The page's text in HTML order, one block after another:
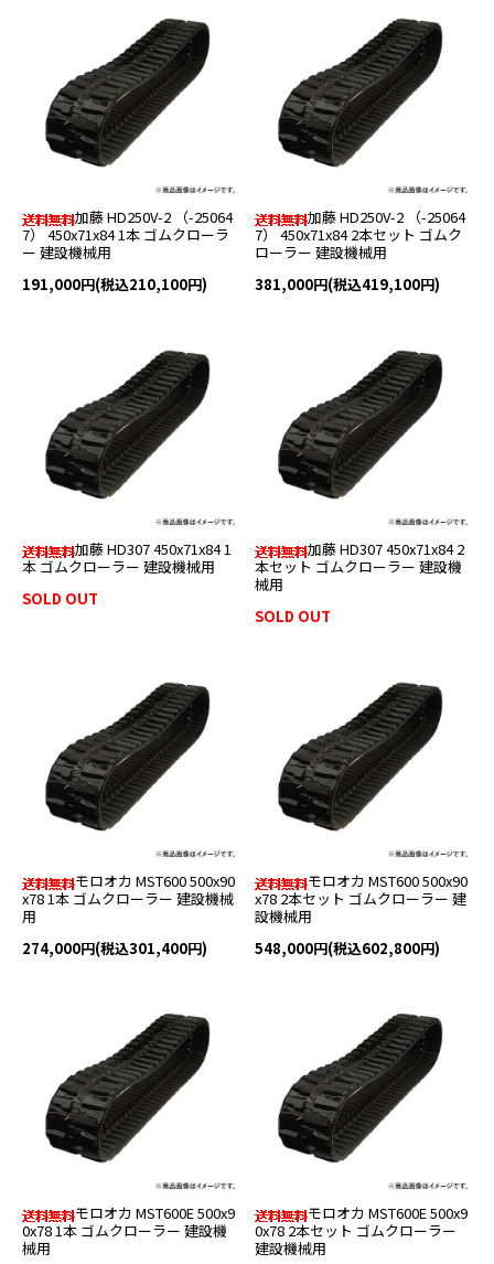
加藤 HD250V-2 （-25064
7） 450x71x84 1本 ゴムクローラ
ー 建設機械用
191,000円(税込210,100円)
加藤 HD250V-2 （-25064
7） 450x71x84 2本セット ゴムク
ローラー 建設機械用
381,000円(税込419,100円)
加藤 HD307 450x71x84 1
本 ゴムクローラー 建設機械用
SOLD OUT
加藤 HD307 450x71x84 2
本セット ゴムクローラー 建設機
械用
SOLD OUT
モロオカ MST600 500x90
x78 1本 ゴムクローラー 建設機械
用
274,000円(税込301,400円)
モロオカ MST600 500x90
x78 2本セット ゴムクローラー 建
設機械用
548,000円(税込602,800円)
モロオカ MST600E 500x9
0x78 1本 ゴムクローラー 建設機
械用
モロオカ MST600E 500x9
0x78 2本セット ゴムクローラー
建設機械用